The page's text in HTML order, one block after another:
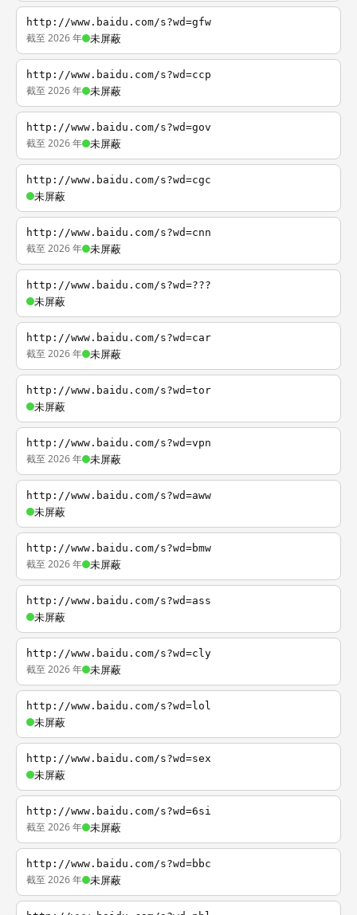
http://www.baidu.com/s?wd=gfw
截至 2026 年 未屏蔽
http://www.baidu.com/s?wd=ccp
截至 2026 年 未屏蔽
http://www.baidu.com/s?wd=gov
截至 2026 年 未屏蔽
http://www.baidu.com/s?wd=cgc
未屏蔽
http://www.baidu.com/s?wd=cnn
截至 2026 年 未屏蔽
http://www.baidu.com/s?wd=???
未屏蔽
http://www.baidu.com/s?wd=car
截至 2026 年 未屏蔽
http://www.baidu.com/s?wd=tor
未屏蔽
http://www.baidu.com/s?wd=vpn
截至 2026 年 未屏蔽
http://www.baidu.com/s?wd=aww
未屏蔽
http://www.baidu.com/s?wd=bmw
截至 2026 年 未屏蔽
http://www.baidu.com/s?wd=ass
未屏蔽
http://www.baidu.com/s?wd=cly
截至 2026 年 未屏蔽
http://www.baidu.com/s?wd=lol
未屏蔽
http://www.baidu.com/s?wd=sex
未屏蔽
http://www.baidu.com/s?wd=6si
截至 2026 年 未屏蔽
http://www.baidu.com/s?wd=bbc
截至 2026 年 未屏蔽